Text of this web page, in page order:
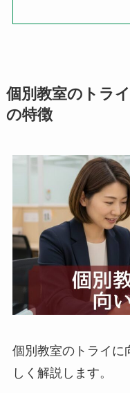
個別教室のトラ
の特徴
個別教室のトライに
しく解説します。